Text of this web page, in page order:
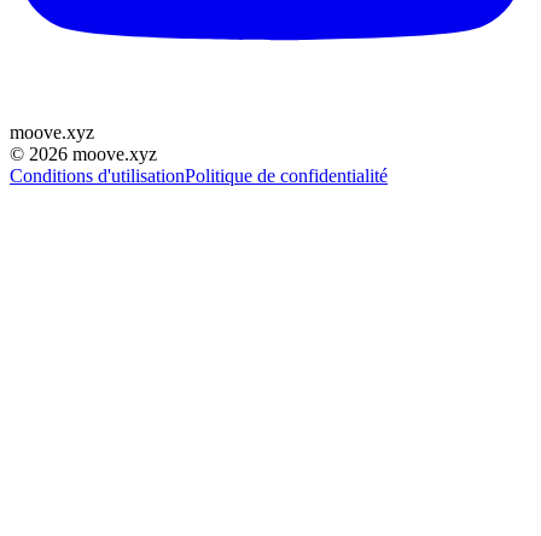
moove.xyz
© 2026 moove.xyz
Conditions d'utilisationPolitique de confidentialité